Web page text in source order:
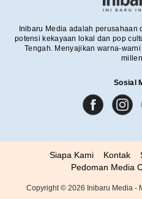
Inibaru Media adalah perusahaan
potensi kekayaan lokal dan pop
Tengah. Menyajikan warna-
Sosial
Siapa Kami Kontak
Pedoman Media
Copyright © 2026 Inibaru Media -